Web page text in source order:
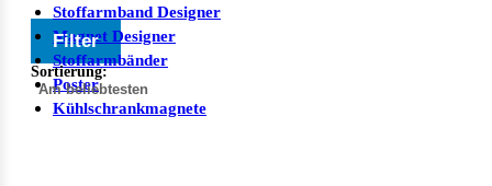
Stoffarmband Designer
Magnet Designer
Stoffarmbänder
Poster
Kühlschrankmagnete
Filter
Sortierung: